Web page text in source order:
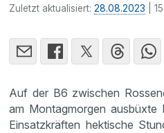
Zuletzt aktualisiert:28.08.2023 |
Auf der B6 zwischen
am Montagmorgen ausbüxte
Einsatzkräften hektische